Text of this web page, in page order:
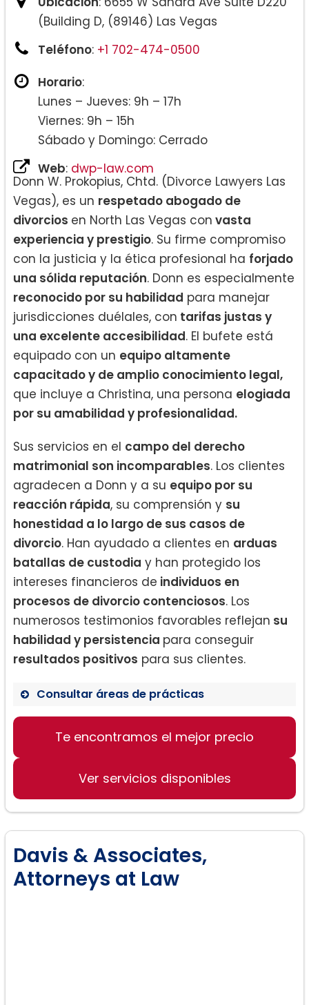
(Building D, (89146) Las Vegas
Teléfono: +1 702-474-0500
Horario:
Lunes – Jueves: 9h – 17h
Viernes: 9h – 15h
Sábado y Domingo: Cerrado
Web: dwp-law.com
Donn W. Prokopius, Chtd. (Divorce Lawyers Las
Vegas), es un respetado abogado de
divorcios en North Las Vegas con vasta
experiencia y prestigio. Su firme compromiso
con la justicia y la ética profesional ha forjado
una sólida reputación. Donn es especialmente
reconocido por su habilidad para manejar
jurisdicciones duélales, con tarifas justas y
una excelente accesibilidad. El bufete está
equipado con un equipo altamente
capacitado y de amplio conocimiento legal,
que incluye a Christina, una persona elogiada
por su amabilidad y profesionalidad.
Sus servicios en el campo del derecho
matrimonial son incomparables. Los clientes
agradecen a Donn y a su equipo por su
reacción rápida, su comprensión y su
honestidad a lo largo de sus casos de
divorcio. Han ayudado a clientes en arduas
batallas de custodia y han protegido los
intereses financieros de individuos en
procesos de divorcio contenciosos. Los
numerosos testimonios favorables reflejan su
habilidad y persistencia para conseguir
resultados positivos para sus clientes.
Consultar áreas de prácticas
Jurisdicción dual
Divorcio contencioso
Te encontramos el mejor precio
Ver servicios disponibles
Davis & Associates,
Attorneys at Law